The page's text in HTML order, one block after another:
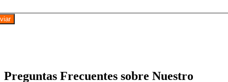
Preguntas Frecuentes sobre Nuestro